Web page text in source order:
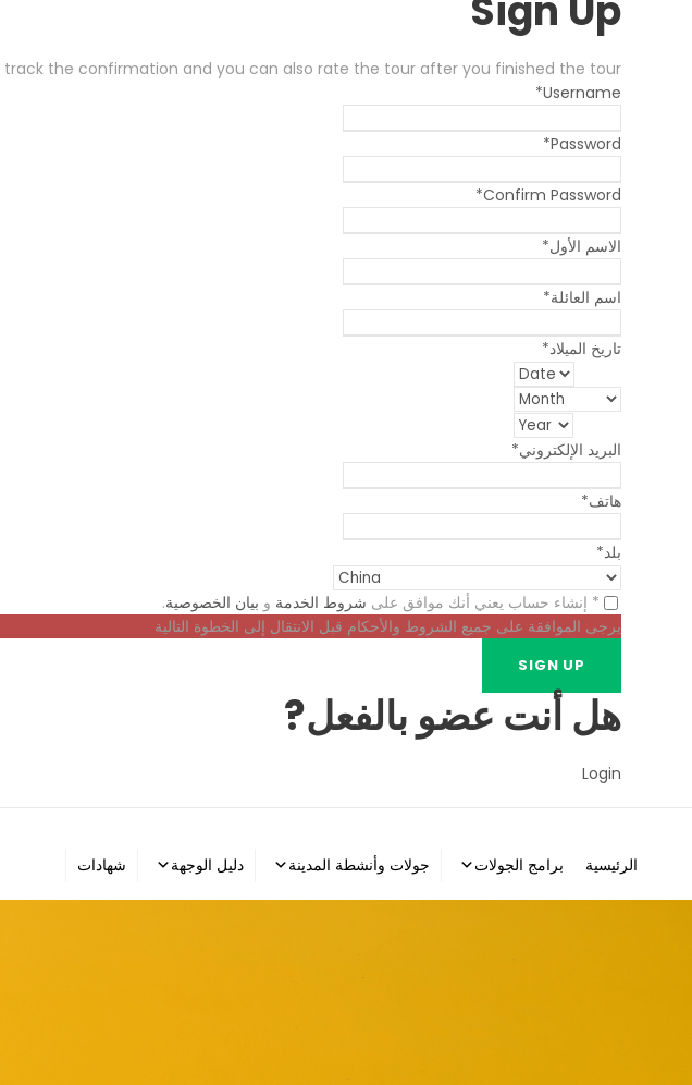
Sign Up
track the confirmation and you can also rate the tour after you finished the tour
Username
*
Password
*
Confirm Password
*
الاسم الأول*
اسم العائلة*
تاريخ الميلاد*
البريد الإلكتروني*
هاتف*
بلد*
* إنشاء حساب يعني أنك موافق على شروط الخدمة و بيان الخصوصية.
يرجى الموافقة على جميع الشروط والأحكام قبل الانتقال إلى الخطوة التالية
هل أنت عضو بالفعل?
Login
الرئيسية برامج الجولات جولات وأنشطة المدينة دليل الوجهة شهادات